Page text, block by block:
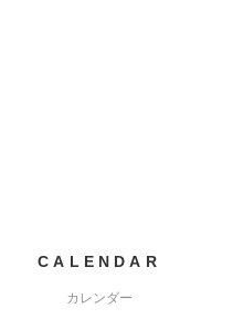
CALENDAR
カレンダー